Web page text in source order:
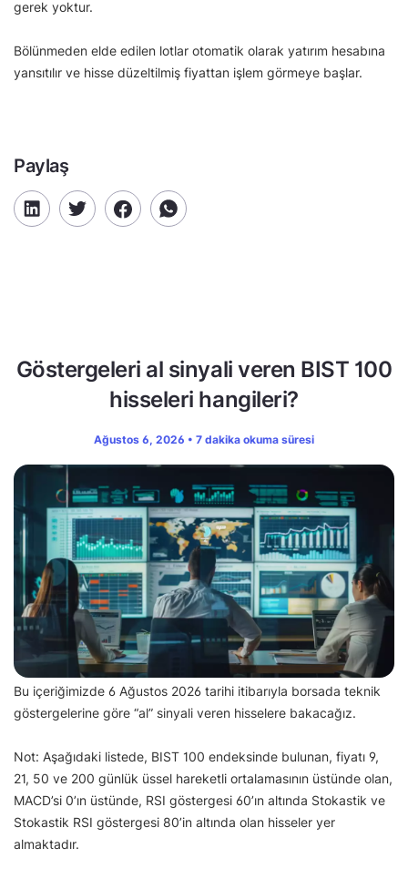
gerek yoktur.
Bölünmeden elde edilen lotlar otomatik olarak yatırım hesabına
yansıtılır ve hisse düzeltilmiş fiyattan işlem görmeye başlar.
Paylaş
Göstergeleri al sinyali veren BIST 100
hisseleri hangileri?
Ağustos 6, 2026 • 7 dakika okuma süresi
Bu içeriğimizde 6 Ağustos 2026 tarihi itibarıyla borsada teknik
göstergelerine göre “al” sinyali veren hisselere bakacağız.
Not: Aşağıdaki listede, BIST 100 endeksinde bulunan, fiyatı 9,
21, 50 ve 200 günlük üssel hareketli ortalamasının üstünde olan,
MACD’si 0’ın üstünde, RSI göstergesi 60’ın altında Stokastik ve
Stokastik RSI göstergesi 80’in altında olan hisseler yer
almaktadır.